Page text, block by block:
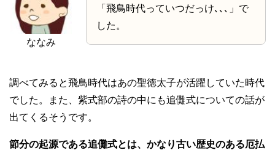
ななみ
「飛鳥時代っていつだっけ､､､」で
した。
調べてみると飛鳥時代はあの聖徳太子が活躍していた時代
でした。また、紫式部の詩の中にも追儺式についての話が
出てくるそうです。
節分の起源である追儺式とは、かなり古い歴史のある厄払